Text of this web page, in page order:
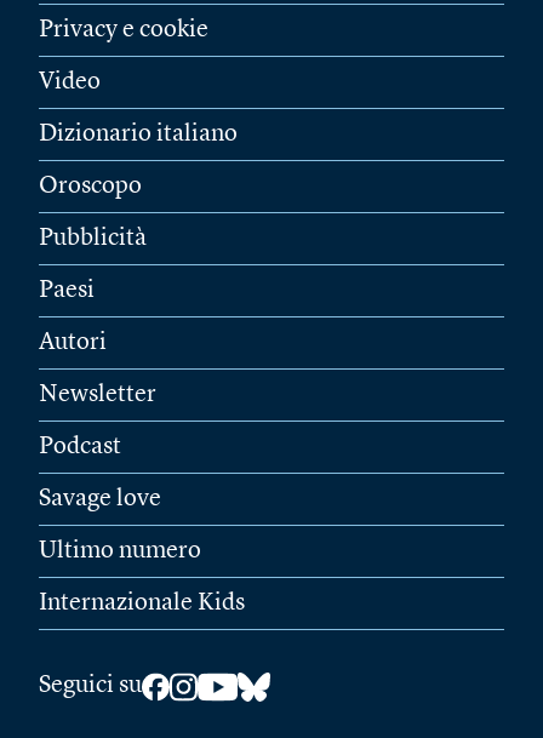
Privacy e cookie
Video
Dizionario italiano
Oroscopo
Pubblicità
Paesi
Autori
Newsletter
Podcast
Savage love
Ultimo numero
Internazionale Kids
Seguici su